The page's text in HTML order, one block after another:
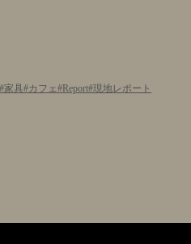
家具 カフェ Report 現地レポート